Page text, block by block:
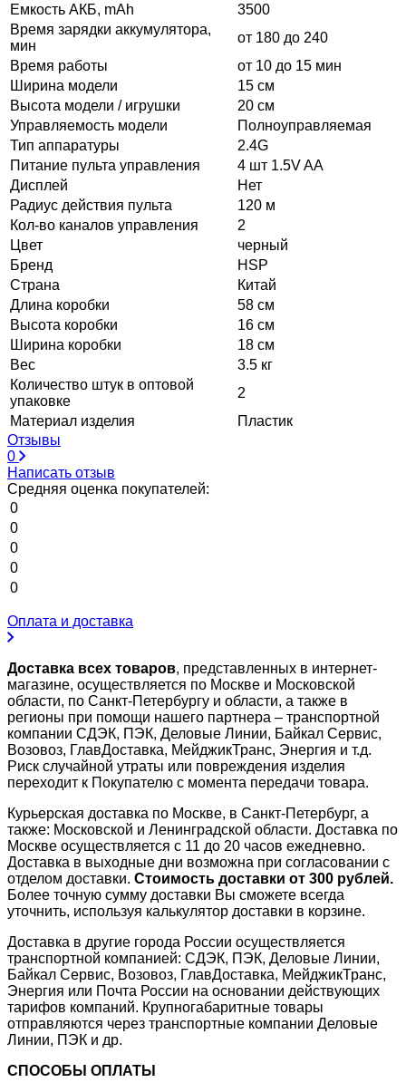
Емкость АКБ, mAh
3500
Время зарядки аккумулятора,
мин
от 180 до 240
Время работы
от 10 до 15 мин
Ширина модели
15 см
Высота модели / игрушки
20 см
Управляемость модели
Полноуправляемая
Тип аппаратуры
2.4G
Питание пульта управления
4 шт 1.5V AA
Дисплей
Нет
Радиус действия пульта
120 м
Кол-во каналов управления
2
Цвет
черный
Бренд
HSP
Страна
Китай
Длина коробки
58 см
Высота коробки
16 см
Ширина коробки
18 см
Вес
3.5 кг
Количество штук в оптовой
упаковке
2
Материал изделия
Пластик
Отзывы
0
Написать отзыв
Средняя оценка покупателей:
0
0
0
0
0
Оплата и доставка
Доставка всех товаров, представленных в интернет-
магазине, осуществляется по Москве и Московской
области, по Санкт-Петербургу и области, а также в
регионы при помощи нашего партнера – транспортной
компании СДЭК, ПЭК, Деловые Линии, Байкал Сервис,
Возовоз, ГлавДоставка, МейджикТранс, Энергия и т.д.
Риск случайной утраты или повреждения изделия
переходит к Покупателю с момента передачи товара.
Курьерская доставка по Москве, в Санкт-Петербург, а
также: Московской и Ленинградской области. Доставка по
Москве осуществляется с 11 до 20 часов ежедневно.
Доставка в выходные дни возможна при согласовании с
отделом доставки. Стоимость доставки от 300 рублей.
Более точную сумму доставки Вы сможете всегда
уточнить, используя калькулятор доставки в корзине.
Доставка в другие города России осуществляется
транспортной компанией: СДЭК, ПЭК, Деловые Линии,
Байкал Сервис, Возовоз, ГлавДоставка, МейджикТранс,
Энергия или Почта России на основании действующих
тарифов компаний. Крупногабаритные товары
отправляются через транспортные компании Деловые
Линии, ПЭК и др.
СПОСОБЫ ОПЛАТЫ